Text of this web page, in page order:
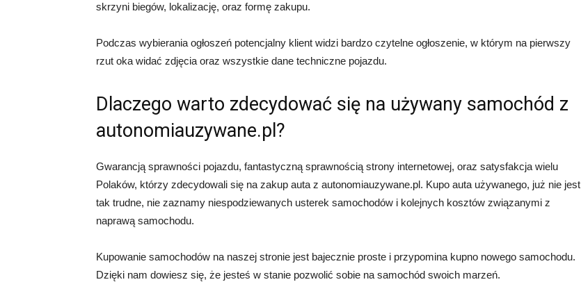
skrzyni biegów, lokalizację, oraz formę zakupu.
Podczas wybierania ogłoszeń potencjalny klient widzi bardzo czytelne ogłoszenie, w którym na pierwszy
rzut oka widać zdjęcia oraz wszystkie dane techniczne pojazdu.
Dlaczego warto zdecydować się na używany samochód z
autonomiauzywane.pl?
Gwarancją sprawności pojazdu, fantastyczną sprawnością strony internetowej, oraz satysfakcja wielu
Polaków, którzy zdecydowali się na zakup auta z autonomiauzywane.pl. Kupo auta używanego, już nie jest
tak trudne, nie zaznamy niespodziewanych usterek samochodów i kolejnych kosztów związanymi z
naprawą samochodu.
Kupowanie samochodów na naszej stronie jest bajecznie proste i przypomina kupno nowego samochodu.
Dzięki nam dowiesz się, że jesteś w stanie pozwolić sobie na samochód swoich marzeń.